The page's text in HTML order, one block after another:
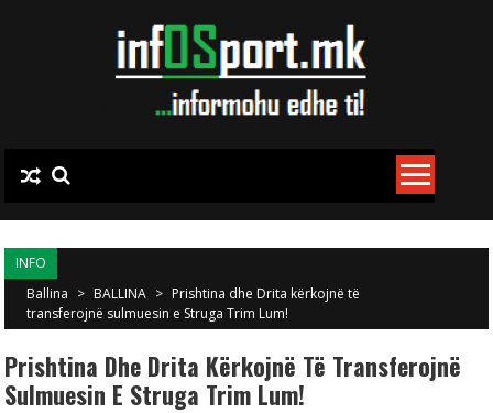
INFO
Ballina > BALLINA > Prishtina dhe Drita kërkojnë të
transferojnë sulmuesin e Struga Trim Lum!
Prishtina Dhe Drita Kërkojnë Të Transferojnë
Sulmuesin E Struga Trim Lum!